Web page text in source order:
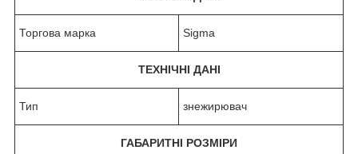
Торгова марка Sigma
ТЕХНІЧНІ ДАНІ
Тип знежирювач
ГАБАРИТНІ РОЗМІРИ